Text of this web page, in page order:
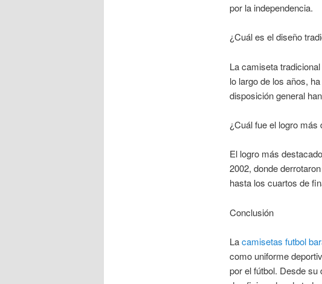
por la independencia.
¿Cuál es el diseño
La camiseta
lo largo de los años,
disposición general
¿Cuál fue el logro
El logro más
2002, donde
hasta los cuartos de
Conclusión
Lacamisetas futbol
como uniforme
por el fútbol. Desde su